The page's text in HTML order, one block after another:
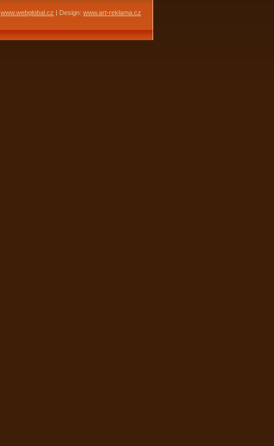
www.webglobal.cz | Design: www.art-reklama.cz